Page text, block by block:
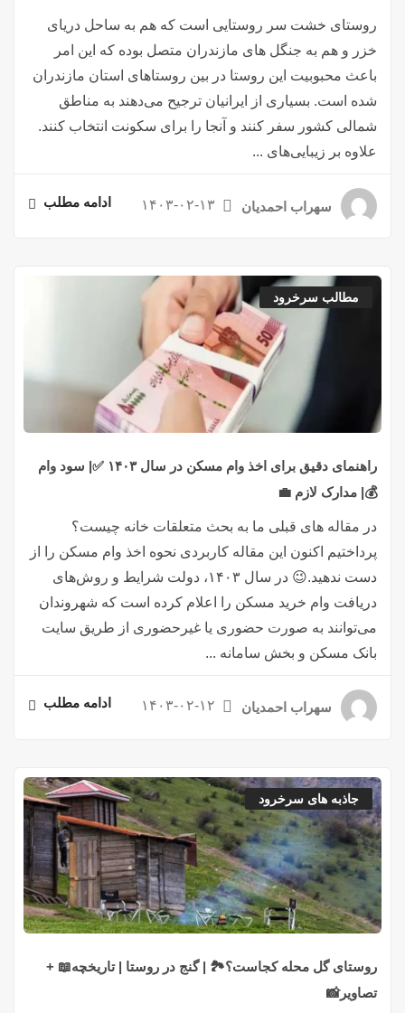
روستای خشت سر روستایی است که هم به ساحل دریای
خزر و هم به جنگل های مازندران متصل بوده که این امر
باعث محبوبیت این روستا در بین روستاهای استان مازندران
شده است. بسیاری از ایرانیان ترجیح می‌دهند به مناطق
شمالی کشور سفر کنند و آنجا را برای سکونت انتخاب کنند.
علاوه بر زیبایی‌های ...
سهراب احمدیان ۱۴۰۳-۰۲-۱۳ ادامه مطلب
مطالب سرخرود
راهنمای دقیق برای اخذ وام مسکن در سال ۱۴۰۳ ✅| سود وام
💰| مدارک لازم 💼
در مقاله های قبلی ما به بحث متعلقات خانه چیست؟
پرداختیم اکنون این مقاله کاربردی نحوه اخذ وام مسکن را از
دست ندهید.😉 در سال ۱۴۰۳، دولت شرایط و روش‌های
دریافت وام خرید مسکن را اعلام کرده است که شهروندان
می‌توانند به صورت حضوری یا غیرحضوری از طریق سایت
بانک مسکن و بخش سامانه ...
سهراب احمدیان ۱۴۰۳-۰۲-۱۲ ادامه مطلب
جاذبه های سرخرود
روستای گل محله کجاست؟🏞️ | گنج در روستا | تاریخچه📖 +
تصاویر📸